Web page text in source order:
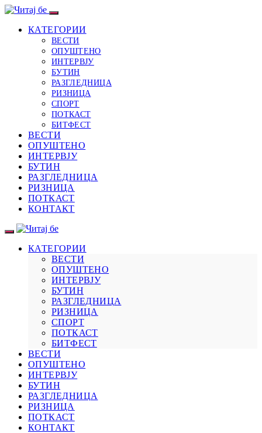
КАТЕГОРИИ
ВЕСТИ
ОПУШТЕНО
ИНТЕРВЈУ
БУТИН
РАЗГЛЕДНИЦА
РИЗНИЦА
СПОРТ
ПОТКАСТ
БИТФЕСТ
ВЕСТИ
ОПУШТЕНО
ИНТЕРВЈУ
БУТИН
РАЗГЛЕДНИЦА
РИЗНИЦА
ПОТКАСТ
КОНТАКТ
КАТЕГОРИИ
ВЕСТИ
ОПУШТЕНО
ИНТЕРВЈУ
БУТИН
РАЗГЛЕДНИЦА
РИЗНИЦА
СПОРТ
ПОТКАСТ
БИТФЕСТ
ВЕСТИ
ОПУШТЕНО
ИНТЕРВЈУ
БУТИН
РАЗГЛЕДНИЦА
РИЗНИЦА
ПОТКАСТ
КОНТАКТ